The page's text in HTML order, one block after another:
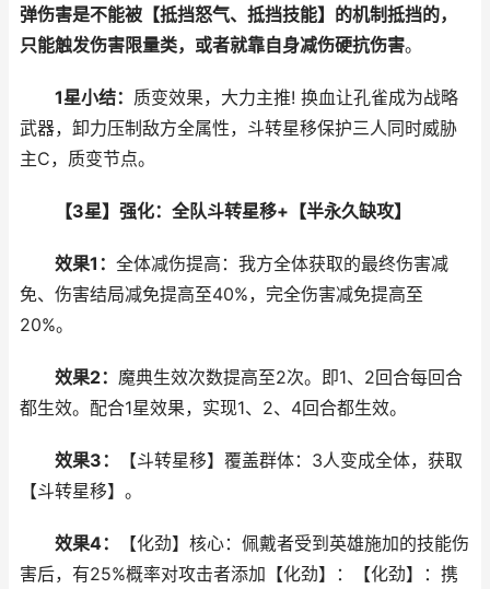
弹伤害是不能被【抵挡怒气、抵挡技能】的机制抵挡的，
只能触发伤害限量类，或者就靠自身减伤硬抗伤害。
1星小结： 质变效果，大力主推! 换血让孔雀成为战略
武器，卸力压制敌方全属性，斗转星移保护三人同时威胁
主C，质变节点。
【3星】强化：全队斗转星移+【半永久缺攻】
效果1： 全体减伤提高：我方全体获取的最终伤害减
免、伤害结局减免提高至40%，完全伤害减免提高至
20%。
效果2： 魔典生效次数提高至2次。即1、2回合每回合
都生效。配合1星效果，实现1、2、4回合都生效。
效果3：
【斗转星移】覆盖群体：3人变成全体，获取
【斗转星移】。
效果4：
【化劲】核心：佩戴者受到英雄施加的技能伤
害后，有25%概率对攻击者添加【化劲】：【化劲】：携